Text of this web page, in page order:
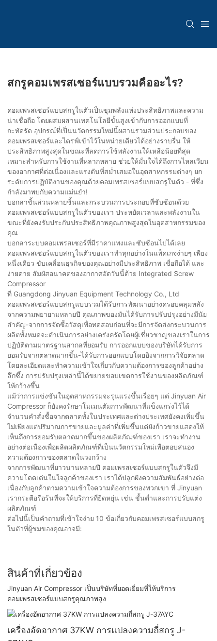
สกรูคอมเพรสเซอร์แบบรวมคืออะไร?
คอมเพรสเซอร์แบบสกรูในตัวเป็นขุมพลังแห่งประสิทธิภาพและความ
น่าเชื่อถือ โดยผสมผสานเทคโนโลยีขั้นสูงเข้ากับการออกแบบที่
กะทัดรัด อุปกรณ์ที่เป็นนวัตกรรมใหม่นี้ผสานรวมส่วนประกอบของ
คอมเพรสเซอร์และไดรฟ์เข้าไว้ในหน่วยเดียวได้อย่างราบรื่น ให้
ประสิทธิภาพสูงสุดในขณะที่ลดการใช้พลังงานให้เหลือน้อยที่สุด
เหมาะสำหรับการใช้งานที่หลากหลาย ช่วยให้มั่นใจได้ถึงการไหลเวียน
ของอากาศที่ต่อเนื่องและแรงดันที่สม่ำเสมอในอุตสาหกรรมต่างๆ ยก
ระดับการปฏิบัติงานของคุณด้วยคอมเพรสเซอร์แบบสกรูในตัว - ที่ซึ่ง
กำลังมาพบกับความแม่นยำ!
บอกลาชิ้นส่วนหลายชิ้นและกระบวนการประกอบที่ซับซ้อนด้วย
คอมเพรสเซอร์แบบสกรูในตัวของเรา ประหยัดเวลาและพลังงานใน
ขณะที่ยังคงรับประกันประสิทธิภาพคุณภาพสูงสุดในอุตสาหกรรมของ
คุณ
บอกลาระบบคอมเพรสเซอร์ที่มีราคาแพงและซับซ้อนไปได้เลย
คอมเพรสเซอร์แบบสกรูในตัวของเราทำทุกอย่างในแพ็คเกจง่ายๆ เพียง
หนึ่งเดียว ขับเคลื่อนธุรกิจของคุณอย่างมีประสิทธิภาพ เชื่อถือได้ และ
ง่ายดาย สัมผัสอนาคตของอากาศอัดวันนี้ด้วย Integrated Screw
Compressor
ที่ Guangdong Jinyuan Equipment Technology Co., Ltd
คอมเพรสเซอร์แบบสกรูแบบรวมได้รับการพัฒนาอย่างครอบคลุมหลัง
จากความพยายามหลายปี คุณภาพของมันได้รับการปรับปรุงอย่างมีนัย
สำคัญ-จากการจัดซื้อวัสดุเพื่อทดสอบก่อนที่จะมีการจัดส่งกระบวนการ
ผลิตทั้งหมดจะดำเนินการอย่างเคร่งครัดโดยผู้เชี่ยวชาญของเราในการ
ปฏิบัติตามมาตรฐานสากลที่ยอมรับ การออกแบบของบริษัทได้รับการ
ยอมรับจากตลาดมากขึ้น-ได้รับการออกแบบโดยอิงจากการวิจัยตลาด
โดยละเอียดและทำความเข้าใจเกี่ยวกับความต้องการของลูกค้าอย่าง
ลึกซึ้ง การปรับปรุงเหล่านี้ได้ขยายขอบเขตการใช้งานของผลิตภัณฑ์
ให้กว้างขึ้น
แม้ว่าการแข่งขันในอุตสาหกรรมจะรุนแรงขึ้นเรื่อยๆ แต่ Jinyuan Air
Compressor ก็ยังคงรักษาโมเมนตัมการพัฒนาที่แข็งแกร่งไว้ได้
จำนวนคำสั่งซื้อจากตลาดทั้งในประเทศและต่างประเทศยังคงเพิ่มขึ้น
ไม่เพียงแต่ปริมาณการขายและมูลค่าที่เพิ่มขึ้นแต่ยังก้าวขายแสดงให้
เห็นถึงการยอมรับตลาดมากขึ้นของผลิตภัณฑ์ของเรา เราจะทำงาน
อย่างต่อเนื่องเพื่อผลิตผลิตภัณฑ์ที่เป็นนวัตกรรมใหม่เพื่อตอบสนอง
ความต้องการของตลาดในวงกว้าง
จากการพัฒนาที่ยาวนานหลายปี คอมเพรสเซอร์แบบสกรูในตัวจึงมี
ความโดดเด่นในใจลูกค้าของเรา เราได้ปลูกฝังความสัมพันธ์อย่างต่อ
เนื่องกับลูกค้าตามความเข้าใจความต้องการของพวกเขา ที่ Jinyuan
เรากระตือรือร้นที่จะให้บริการที่ยืดหยุ่น เช่น ขั้นต่ำและการปรับแต่ง
ผลิตภัณฑ์
ต่อไปนี้เป็นคำถามที่เข้าใจง่าย 10 ข้อเกี่ยวกับคอมเพรสเซอร์แบบสกรู
ในตัวที่ผู้ชมของคุณอาจมี:
สินค้าที่เกี่ยวข้อง
Jinyuan Air Compressor เป็นบริษัทที่ยอดเยี่ยมที่ให้บริการ
คอมเพรสเซอร์แบบสกรูคุณภาพสูง
เครื่องอัดอากาศ 37KW การแปลงความถี่สกรู J-